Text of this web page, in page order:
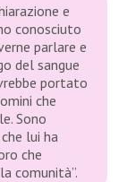
e
conosciuto
parlare e
del sangue
portato
che
Sono
lui ha
che
comunità”.